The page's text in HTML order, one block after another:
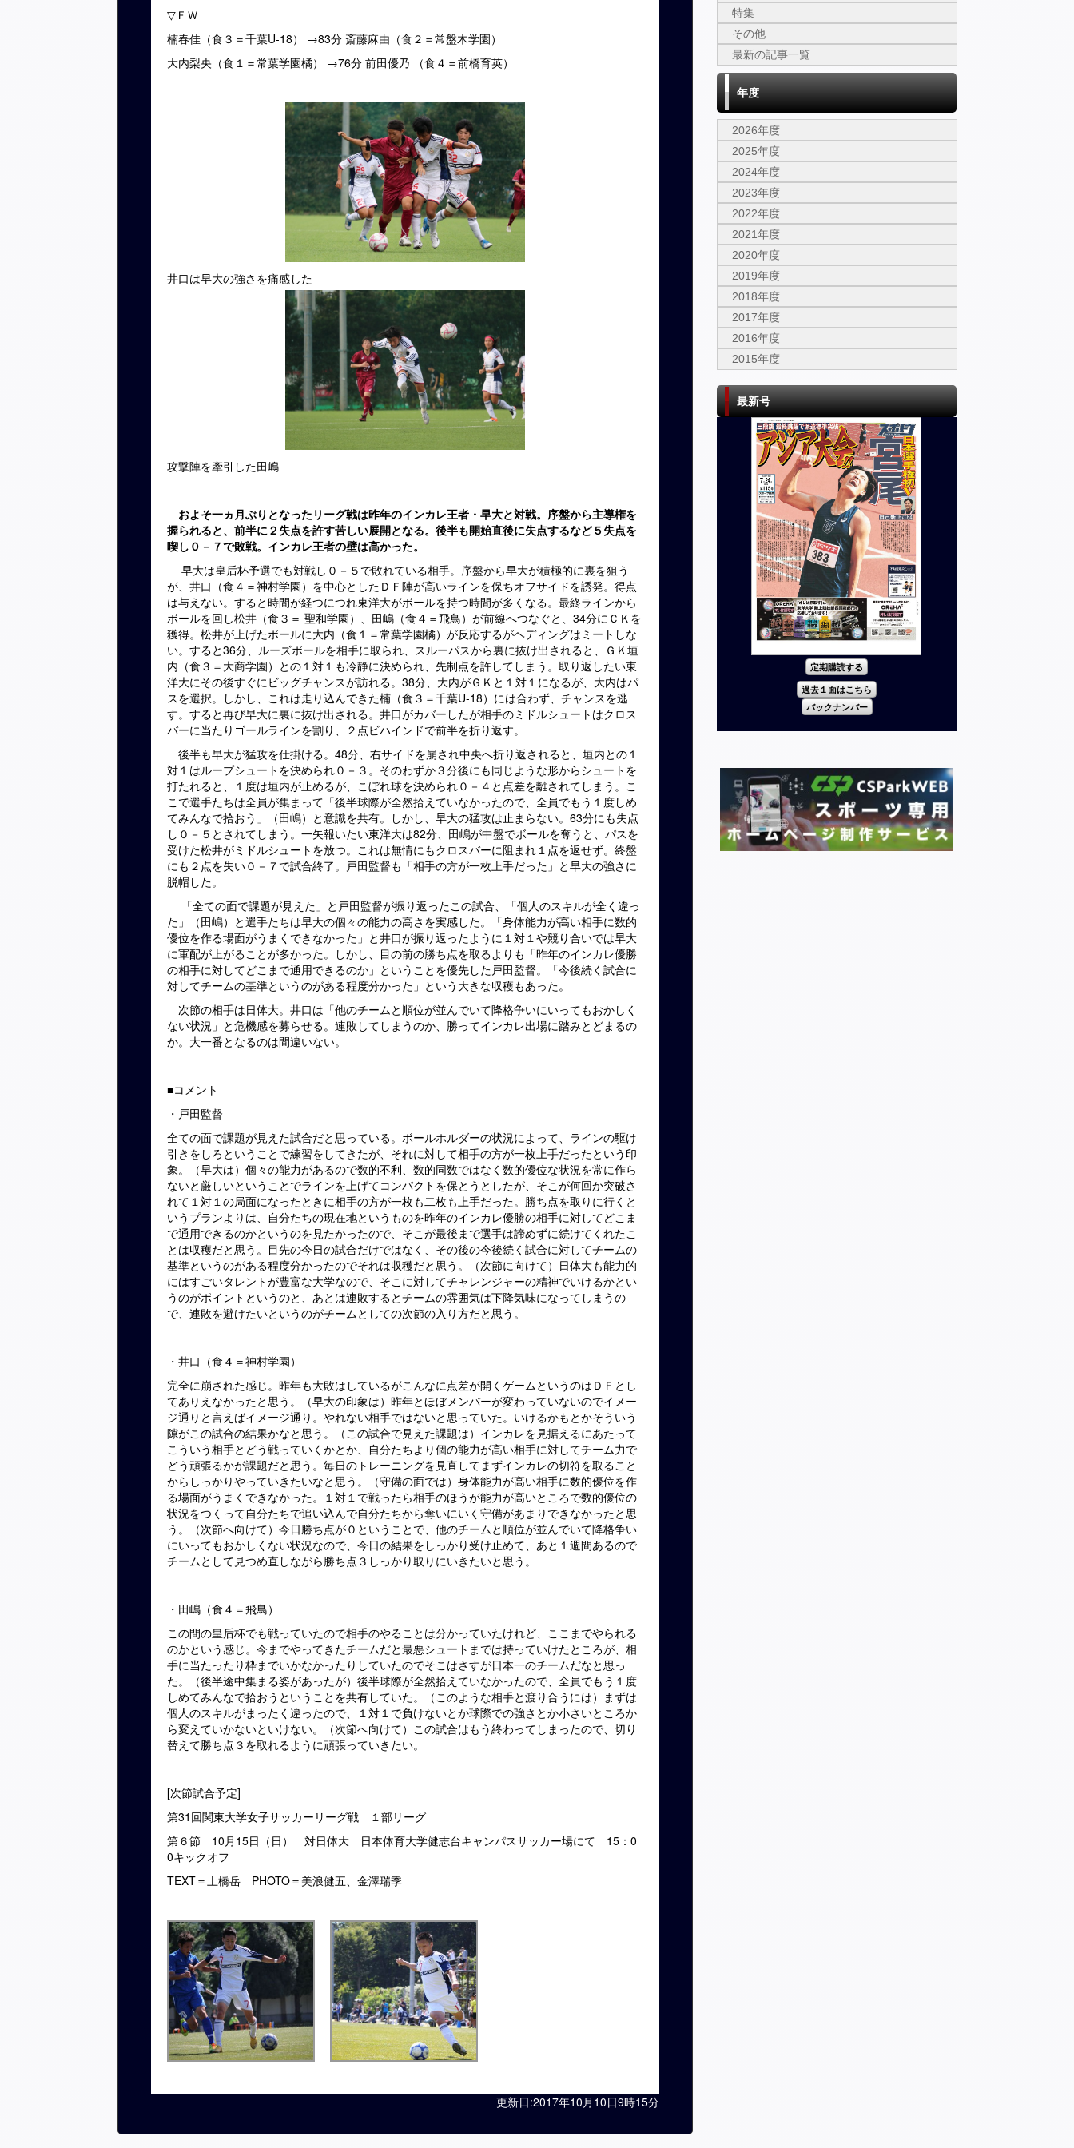
▽ ＦＷ
楠春佳（食３＝千葉U-18） →83分 斎藤麻由（食２＝常盤木学園）
大内梨央（食１＝常葉学園橘） →76分 前田優乃 （食４＝前橋育英）
井口は早大の強さを痛感した
攻撃陣を牽引した田嶋
およそ一ヵ月ぶりとなったリーグ戦は昨年のインカレ王者・早大と対戦。序盤から主導権を
握られると、前半に２失点を許す苦しい展開となる。後半も開始直後に失点するなど５失点を
喫し０－７で敗戦。インカレ王者の壁は高かった。
早大は皇后杯予選でも対戦し０－５で敗れている相手。序盤から早大が積極的に裏を狙う
が、井口（食４＝神村学園）を中心としたＤＦ陣が高いラインを保ちオフサイドを誘発。得点
は与えない。すると時間が経つにつれ東洋大がボールを持つ時間が多くなる。最終ラインから
ボールを回し松井（食３＝ 聖和学園）、田嶋（食４＝飛鳥）が前線へつなぐと、34分にＣＫを
獲得。松井が上げたボールに大内（食１＝常葉学園橘）が反応するがヘディングはミートしな
い。すると36分、ルーズボールを相手に取られ、スルーパスから裏に抜け出されると、ＧＫ垣
内（食３＝大商学園）との１対１も冷静に決められ、先制点を許してしまう。取り返したい東
洋大にその後すぐにビッグチャンスが訪れる。38分、大内がＧＫと１対１になるが、大内はパ
スを選択。しかし、これは走り込んできた楠（食３＝千葉U-18）には合わず、チャンスを逃
す。すると再び早大に裏に抜け出される。井口がカバーしたが相手のミドルシュートはクロス
バーに当たりゴールラインを割り、２点ビハインドで前半を折り返す。
後半も早大が猛攻を仕掛ける。48分、右サイドを崩され中央へ折り返されると、垣内との１
対１はループシュートを決められ０－３。そのわずか３分後にも同じような形からシュートを
打たれると、１度は垣内が止めるが、こぼれ球を決められ０－４と点差を離されてしまう。こ
こで選手たちは全員が集まって「後半球際が全然拾えていなかったので、全員でもう１度しめ
てみんなで拾おう」（田嶋）と意識を共有。しかし、早大の猛攻は止まらない。63分にも失点
し０－５とされてしまう。一矢報いたい東洋大は82分、田嶋が中盤でボールを奪うと、パスを
受けた松井がミドルシュートを放つ。これは無情にもクロスバーに阻まれ１点を返せず。終盤
にも２点を失い０－７で試合終了。戸田監督も「相手の方が一枚上手だった」と早大の強さに
脱帽した。
「全ての面で課題が見えた」と戸田監督が振り返ったこの試合、「個人のスキルが全く違っ
た」（田嶋）と選手たちは早大の個々の能力の高さを実感した。「身体能力が高い相手に数的
優位を作る場面がうまくできなかった」と井口が振り返ったように１対１や競り合いでは早大
に軍配が上がることが多かった。しかし、目の前の勝ち点を取るよりも「昨年のインカレ優勝
の相手に対してどこまで通用できるのか」ということを優先した戸田監督。「今後続く試合に
対してチームの基準というのがある程度分かった」という大きな収穫もあった。
次節の相手は日体大。井口は「他のチームと順位が並んでいて降格争いにいってもおかしく
ない状況」と危機感を募らせる。連敗してしまうのか、勝ってインカレ出場に踏みとどまるの
か。大一番となるのは間違いない。
■コメント
・戸田監督
全ての面で課題が見えた試合だと思っている。ボールホルダーの状況によって、ラインの駆け
引きをしろということで練習をしてきたが、それに対して相手の方が一枚上手だったという印
象。（早大は）個々の能力があるので数的不利、数的同数ではなく数的優位な状況を常に作ら
ないと厳しいということでラインを上げてコンパクトを保とうとしたが、そこが何回か突破さ
れて１対１の局面になったときに相手の方が一枚も二枚も上手だった。勝ち点を取りに行くと
いうプランよりは、自分たちの現在地というものを昨年のインカレ優勝の相手に対してどこま
で通用できるのかというのを見たかったので、そこが最後まで選手は諦めずに続けてくれたこ
とは収穫だと思う。目先の今日の試合だけではなく、その後の今後続く試合に対してチームの
基準というのがある程度分かったのでそれは収穫だと思う。（次節に向けて）日体大も能力的
にはすごいタレントが豊富な大学なので、そこに対してチャレンジャーの精神でいけるかとい
うのがポイントというのと、あとは連敗するとチームの雰囲気は下降気味になってしまうの
で、連敗を避けたいというのがチームとしての次節の入り方だと思う。
・井口（食４＝神村学園）
完全に崩された感じ。昨年も大敗はしているがこんなに点差が開くゲームというのはＤＦとし
てありえなかったと思う。（早大の印象は）昨年とほぼメンバーが変わっていないのでイメー
ジ通りと言えばイメージ通り。やれない相手ではないと思っていた。いけるかもとかそういう
隙がこの試合の結果かなと思う。（この試合で見えた課題は）インカレを見据えるにあたって
こういう相手とどう戦っていくかとか、自分たちより個の能力が高い相手に対してチーム力で
どう頑張るかが課題だと思う。毎日のトレーニングを見直してまずインカレの切符を取ること
からしっかりやっていきたいなと思う。（守備の面では）身体能力が高い相手に数的優位を作
る場面がうまくできなかった。１対１で戦ったら相手のほうが能力が高いところで数的優位の
状況をつくって自分たちで追い込んで自分たちから奪いにいく守備があまりできなかったと思
う。（次節へ向けて）今日勝ち点が０ということで、他のチームと順位が並んでいて降格争い
にいってもおかしくない状況なので、今日の結果をしっかり受け止めて、あと１週間あるので
チームとして見つめ直しながら勝ち点３しっかり取りにいきたいと思う。
・田嶋（食４＝飛鳥）
この間の皇后杯でも戦っていたので相手のやることは分かっていたけれど、ここまでやられる
のかという感じ。今までやってきたチームだと最悪シュートまでは持っていけたところが、相
手に当たったり枠までいかなかったりしていたのでそこはさすが日本一のチームだなと思っ
た。（後半途中集まる姿があったが）後半球際が全然拾えていなかったので、全員でもう１度
しめてみんなで拾おうということを共有していた。（このような相手と渡り合うには）まずは
個人のスキルがまったく違ったので、１対１で負けないとか球際での強さとか小さいところか
ら変えていかないといけない。（次節へ向けて）この試合はもう終わってしまったので、切り
替えて勝ち点３を取れるように頑張っていきたい。
[次節試合予定]
第31回関東大学女子サッカーリーグ戦 １部リーグ
第６節 10月15日（日） 対日体大 日本体育大学健志台キャンパスサッカー場にて 15：0
0キックオフ
TEXT＝土橋岳 PHOTO＝美浪健五、金澤瑞季
更新日:2017年10月10日9時15分
特集
その他
最新の記事一覧
年度
2026年度
2025年度
2024年度
2023年度
2022年度
2021年度
2020年度
2019年度
2018年度
2017年度
2016年度
2015年度
最新号
定期購読する
過去１面はこちら
バックナンバー